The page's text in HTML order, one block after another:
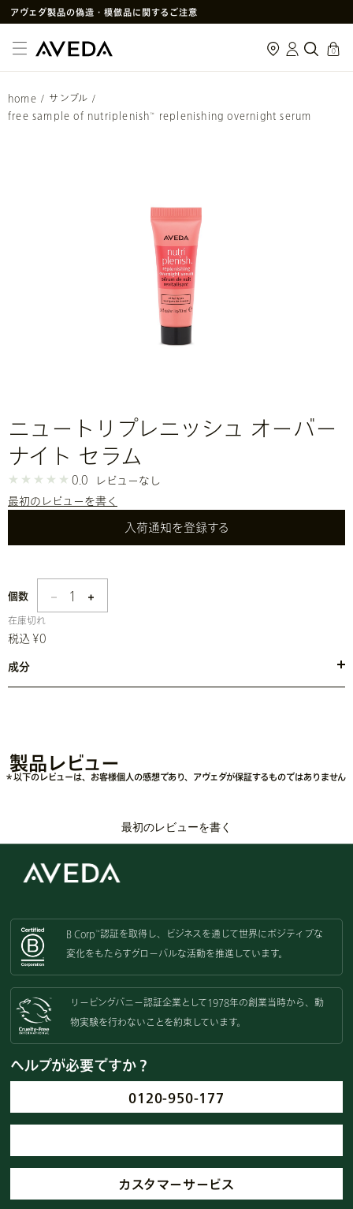
アヴェダ製品の偽造・模倣品に関するご注意
メルマガ新規登録で初回購入10%OFF
SNS や LINE で贈れるeギフトサービス
cart
0
home / サンプル /
free sample of nutriplenish ™ replenishing overnight serum
ニュートリプレニッシュ オーバー
ナイト セラム
0.0
レビューなし
最初のレビューを書く
入荷通知を登録する
個数 1
在庫切れ
税込 ¥0
成分
●水・グリセリン・プロパンジオール・メドウフォーム油・セテアリ
油・レシチン・プルラン・アルギニン・トコフェロール・ヒマワリ種
子油・フィチン酸Ｎａ・シリカ・フェノキシエタノール・ソルビン酸
商品ラベルをご覧ください。
製品レビュー
＊以下のレビューは、お客様個人の感想であり、アヴェダが保証するものではありません
最初のレビューを書く
B Corp ™認証を取得し、
ビジネスを通じて世界にポジティブな
変化をもたらすグローバルな活動を推進しています。
リーピングバニー認証企業として 1978年の創業当時から、動
物実験を行わないことを約束しています。
ヘルプが必要ですか？
0120-950-177
カスタマーサービス